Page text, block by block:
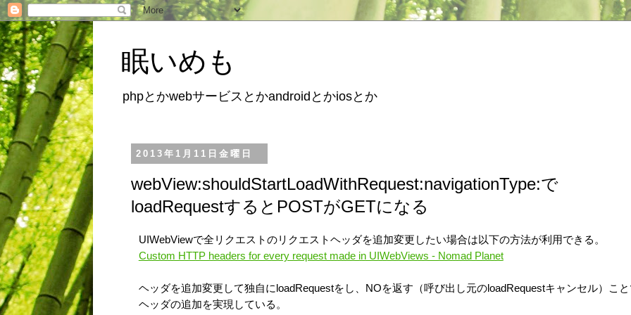
眠いめも
phpとかwebサービスとかandroidとかiosとか
2013年1月11日金曜日
webView:shouldStartLoadWithRequest:navigationType:で
loadRequestするとPOSTがGETになる
UIWebViewで全リクエストのリクエストヘッダを追加変更したい場合は以下の方法が利用できる。
Custom HTTP headers for every request made in UIWebViews - Nomad Planet
ヘッダを追加変更して独自にloadRequestをし、NOを返す（呼び出し元のloadRequestキャンセル）こ
ヘッダの追加を実現している。